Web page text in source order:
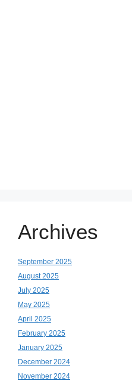
Archives
September 2025
August 2025
July 2025
May 2025
April 2025
February 2025
January 2025
December 2024
November 2024